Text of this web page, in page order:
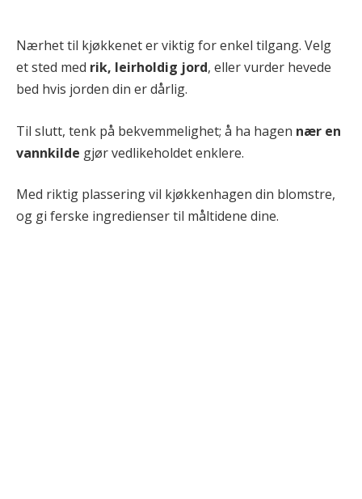
Nærhet til kjøkkenet er viktig for enkel tilgang. Velg
et sted med rik, leirholdig jord, eller vurder hevede
bed hvis jorden din er dårlig.
Til slutt, tenk på bekvemmelighet; å ha hagen nær en
vannkilde gjør vedlikeholdet enklere.
Med riktig plassering vil kjøkkenhagen din blomstre,
og gi ferske ingredienser til måltidene dine.